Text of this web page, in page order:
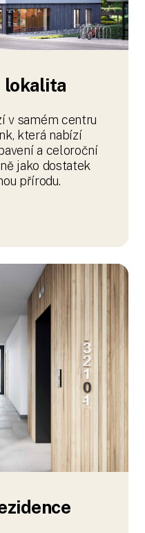
lokalita
v samém centru
která nabízí
a celoroční
jako dostatek
přírodu.